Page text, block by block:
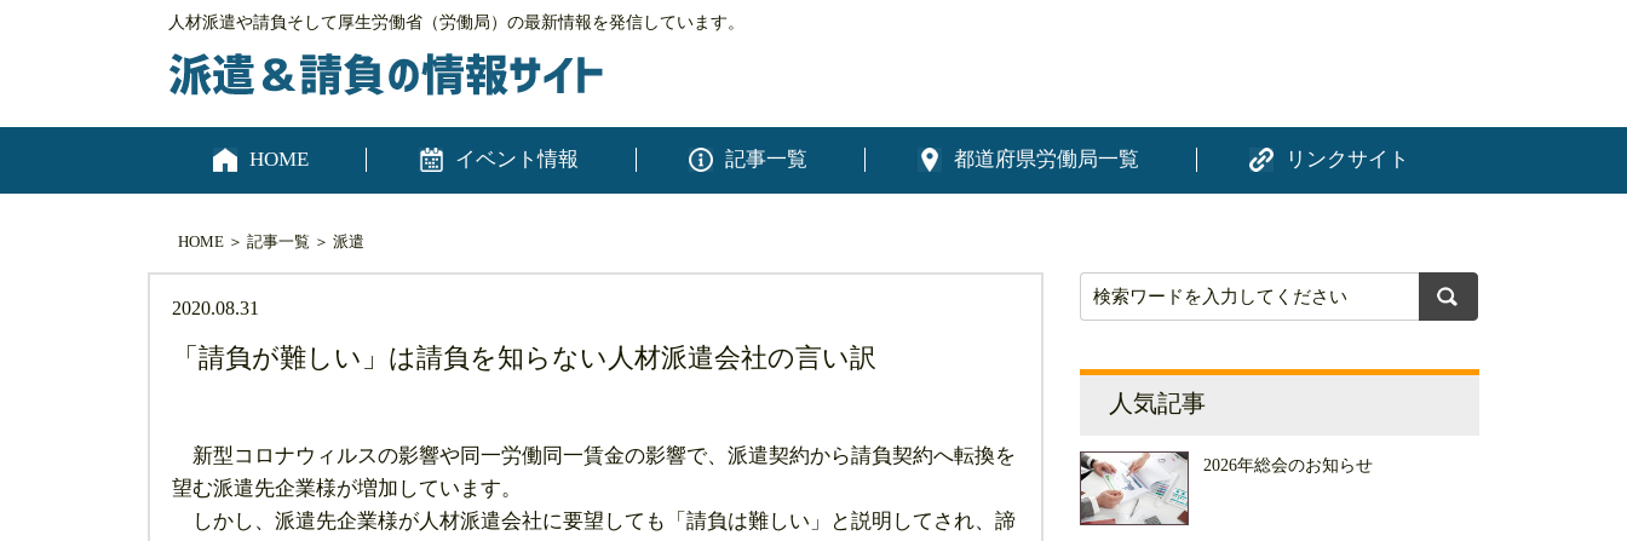
人材派遣や請負そして厚生労働省（労働局）の最新情報を発信しています。
HOME イベント情報 記事一覧 都道府県労働局一覧 リンクサイト
HOME ＞ 記事一覧 ＞ 派遣
2020.08.31
「請負が難しい」は請負を知らない人材派遣会社の言い訳
新型コロナウィルスの影響や同一労働同一賃金の影響で、派遣契約から請負契約へ転換を
望む派遣先企業様が増加しています。
しかし、派遣先企業様が人材派遣会社に要望しても「請負は難しい」と説明してされ、諦
人気記事
2026年総会のお知らせ